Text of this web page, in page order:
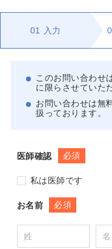
01 入力
このお問い合わせ
に限らさせていた
お問い合わせは無
扱っております。
医師確認 必須
私は医師です
お名前 必須